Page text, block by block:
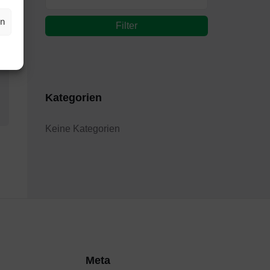
Filter
Kategorien
Keine Kategorien
Meta